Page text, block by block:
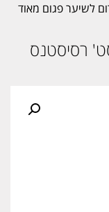
לשיער פגום מאוד
רסיסטנס